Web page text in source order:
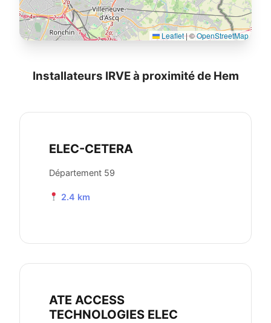
Leaflet|©OpenStreetMap
Installateurs IRVE à proximité de Hem
ELEC-CETERA
Département 59
2.4 km
ATE ACCESS
TECHNOLOGIES ELEC